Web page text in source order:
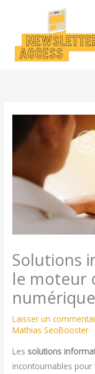
contenu
Solutions
le moteur
numérique
Laisser un
Mathias SeoBooster
Les solutions
incontournables